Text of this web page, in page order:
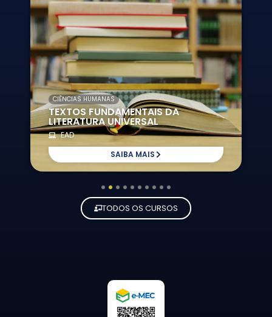
CIÊNCIAS HUMANAS
TEXTOS FUNDAMENTAIS DA
LITERATURA UNIVERSAL
EAD
SAIBA MAIS
5 6 7 8 9 10
TODOS OS CURSOS